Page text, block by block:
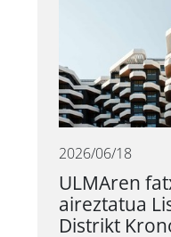
2026/06/18
ULMAren
aireztatua
Distrikt